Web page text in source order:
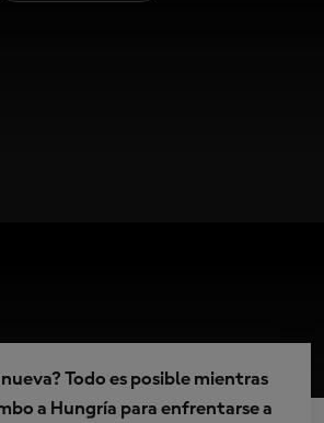
Todo es posible mientras
a Hungría para enfrentarse a